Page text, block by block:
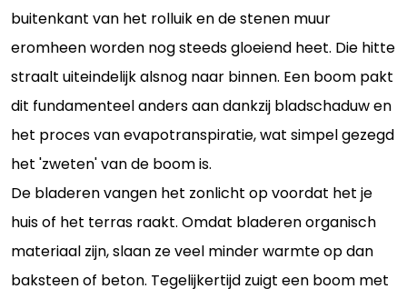
buitenkant van het rolluik en de stenen muur
eromheen worden nog steeds gloeiend heet. Die hitte
straalt uiteindelijk alsnog naar binnen. Een boom pakt
dit fundamenteel anders aan dankzij bladschaduw en
het proces van evapotranspiratie, wat simpel gezegd
het 'zweten' van de boom is.
De bladeren vangen het zonlicht op voordat het je
huis of het terras raakt. Omdat bladeren organisch
materiaal zijn, slaan ze veel minder warmte op dan
baksteen of beton. Tegelijkertijd zuigt een boom met